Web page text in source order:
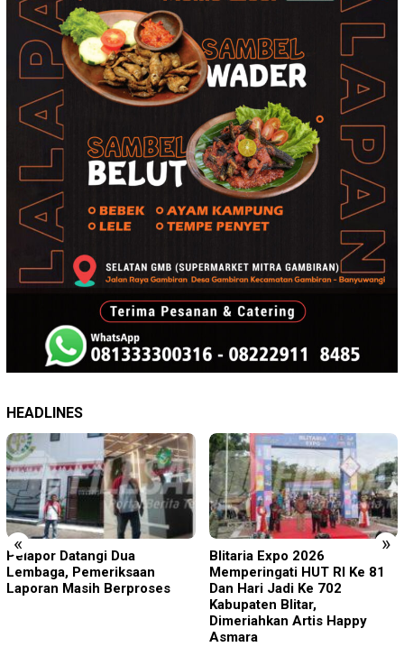
HEADLINES
« »
Pelapor Datangi Dua
Lembaga, Pemeriksaan
Laporan Masih Berproses
Blitaria Expo 2026
Memperingati HUT RI Ke 81
Dan Hari Jadi Ke 702
Kabupaten Blitar,
Dimeriahkan Artis Happy
Asmara